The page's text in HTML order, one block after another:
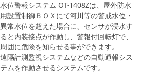
水位警報システム OT-1408Zは、屋外防水
用設置制御ＢＯＸにて河川等の警戒水位・
異常水位を超えた場合に、センサが浸水す
ると内装接点が作動し、警報付回転灯で、
周囲に危険を知らせる事ができます。
遠隔計測監視システムなどの自動通報シス
テムを作動させるシステムです。